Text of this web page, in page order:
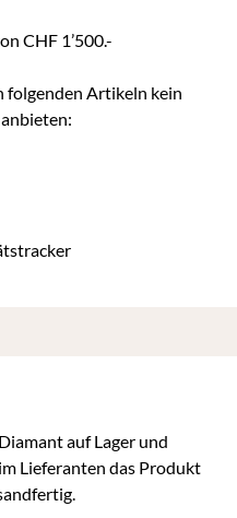
CHF 1’500.-
folgenden Artikeln kein
auf Lager und
Lieferanten das Produkt